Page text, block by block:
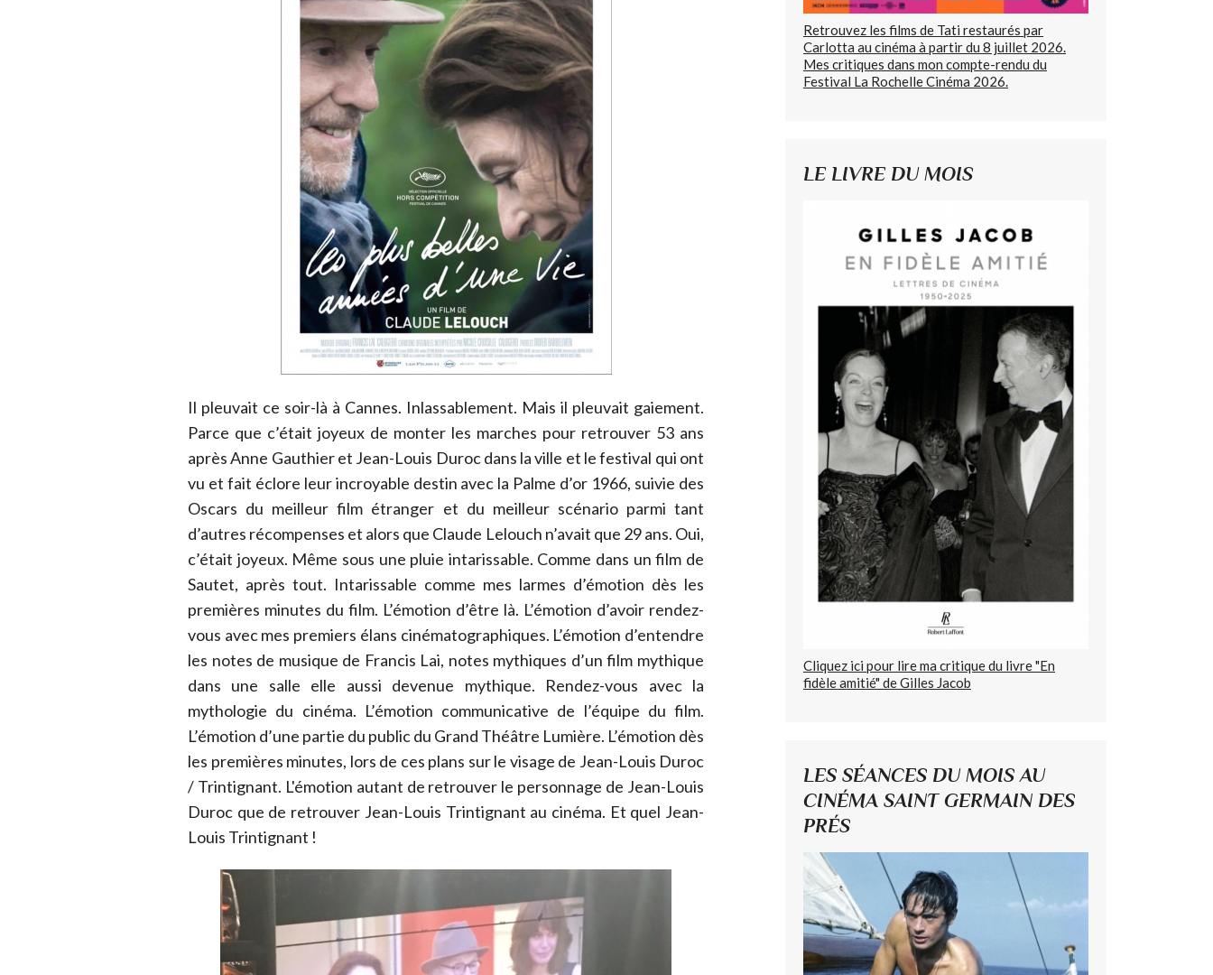
Il pleuvait ce soir-là à Cannes. Inlassablement. Mais il pleuvait gaiement.
Parce que c’était joyeux de monter les marches pour retrouver 53 ans
après Anne Gauthier et Jean-Louis Duroc dans la ville et le festival qui ont
vu et fait éclore leur incroyable destin avec la Palme d’or 1966, suivie des
Oscars du meilleur film étranger et du meilleur scénario parmi tant
d’autres récompenses et alors que Claude Lelouch n’avait que 29 ans. Oui,
c’était joyeux. Même sous une pluie intarissable. Comme dans un film de
Sautet, après tout. Intarissable comme mes larmes d’émotion dès les
premières minutes du film. L’émotion d’être là. L’émotion d’avoir rendez-
vous avec mes premiers élans cinématographiques. L’émotion d’entendre
les notes de musique de Francis Lai, notes mythiques d’un film mythique
dans une salle elle aussi devenue mythique. Rendez-vous avec la
mythologie du cinéma. L’émotion communicative de l’équipe du film.
L’émotion d’une partie du public du Grand Théâtre Lumière. L’émotion dès
les premières minutes, lors de ces plans sur le visage de Jean-Louis Duroc
/ Trintignant. L'émotion autant de retrouver le personnage de Jean-Louis
Duroc que de retrouver Jean-Louis Trintignant au cinéma. Et quel Jean-
Louis Trintignant !
Retrouvez les films de Tati restaurés par
Carlotta au cinéma à partir du 8 juillet 2026.
Mes critiques dans mon compte-rendu du
Festival La Rochelle Cinéma 2026.
LE LIVRE DU MOIS
Cliquez ici pour lire ma critique du livre "En
fidèle amitié" de Gilles Jacob
LES SÉANCES DU MOIS AU
CINÉMA SAINT GERMAIN DES
PRÉS